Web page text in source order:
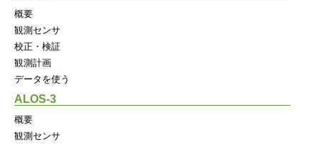
概要
観測センサ
校正・検証
観測計画
データを使う
ALOS-3
概要
観測センサ